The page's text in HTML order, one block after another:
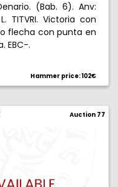
(Bab. 6). Anv:
TITVRI. Victoria con
flecha con punta en
EBC-.
Hammer price: 102€
Auction 77